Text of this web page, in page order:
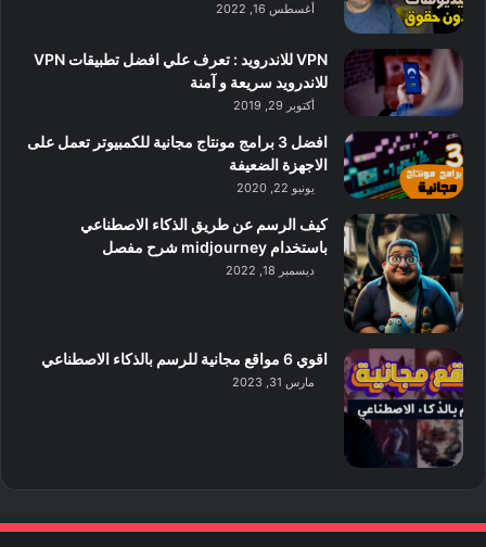
أغسطس 16, 2022
VPN للاندرويد : تعرف علي افضل تطبيقات VPN
للاندرويد سريعة و آمنة
أكتوبر 29, 2019
افضل 3 برامج مونتاج مجانية للكمبيوتر تعمل على
الاجهزة الضعيفة
يونيو 22, 2020
كيف الرسم عن طريق الذكاء الاصطناعي
باستخدام midjourney شرح مفصل
ديسمبر 18, 2022
اقوي 6 مواقع مجانية للرسم بالذكاء الاصطناعي
مارس 31, 2023